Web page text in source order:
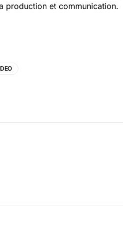
production et communication.